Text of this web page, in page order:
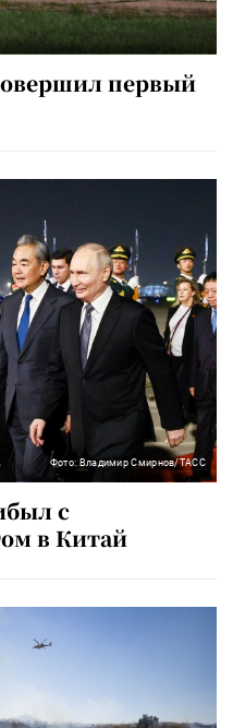
первый
Фото: Владимир Смирнов/ТАСС
с
в Китай